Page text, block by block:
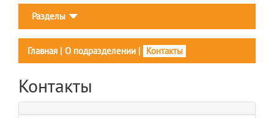
Разделы
Главная | О подразделении | Контакты
Контакты